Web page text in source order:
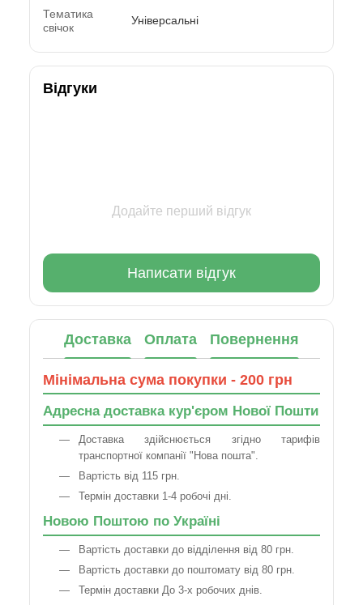
Тематика
свічок
Універсальні
Відгуки
Додайте перший відгук
Написати відгук
Доставка Оплата Повернення
Мінімальна сума покупки - 200 грн
Адресна доставка кур'єром Нової Пошти
Доставка здійснюється згідно тарифів
транспортної компанії "Нова пошта".
Вартість від 115 грн.
Термін доставки 1-4 робочі дні.
Новою Поштою по Україні
Вартість доставки до відділення від 80 грн.
Вартість доставки до поштомату від 80 грн.
Термін доставки До 3-х робочих днів.